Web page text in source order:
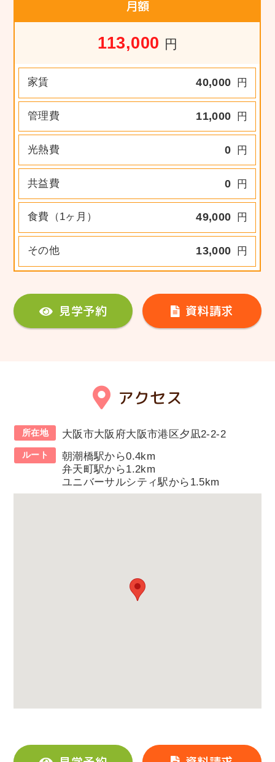
月額
113,000 円
家賃 40,000 円
管理費 11,000 円
光熱費 0 円
共益費 0 円
食費（1ヶ月） 49,000 円
その他 13,000 円
見学予約 資料請求
アクセス
所在地 大阪市大阪府大阪市港区夕凪2-2-2
ルート
朝潮橋駅から0.4km
弁天町駅から1.2km
ユニバーサルシティ駅から1.5km